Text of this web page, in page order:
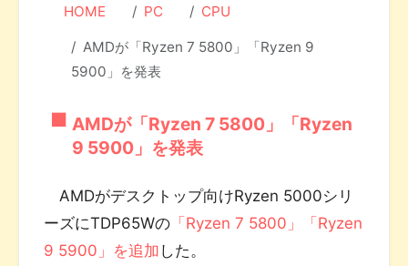
HOME PC CPU
AMDが「Ryzen 7 5800」「Ryzen 9
5900」を発表
AMDが「Ryzen 7 5800」「Ryzen
9 5900」を発表
AMDがデスクトップ向けRyzen 5000シリ
ーズにTDP65Wの 「Ryzen 7 5800」「Ryzen
9 5900」を追加 した。